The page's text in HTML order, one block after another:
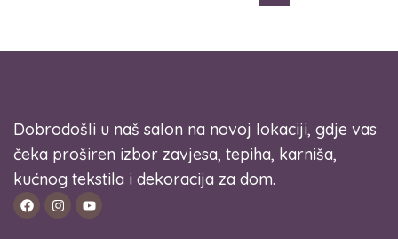
Dobrodošli u naš salon na novoj lokaciji, gdje vas
čeka proširen izbor zavjesa, tepiha, karniša,
kućnog tekstila i dekoracija za dom.